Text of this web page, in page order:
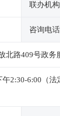
联办机构
咨询电话
北路409号政务
2:30-6:00（